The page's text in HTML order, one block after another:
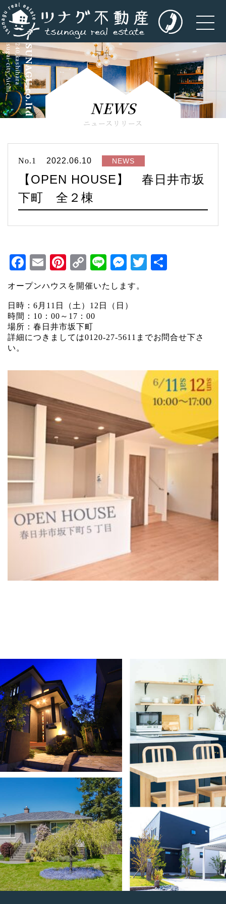
TSUNAGU.co.ltd
5-240,kashihara
kasugai-city,Aichi,
NEWS
ニュースリリース
No.1 2022.06.10 NEWS
【OPEN HOUSE】 春日井市坂
下町 全２棟
Facebook
EmailPinterest
Copy
Link
LineMessenger
Twitter
オープンハウスを開催いたします。
日時：6月11日（土）12日（日）
時間：10：00～17：00
場所：春日井市坂下町
詳細につきましては0120-27-5611までお問合せ下さ
い。